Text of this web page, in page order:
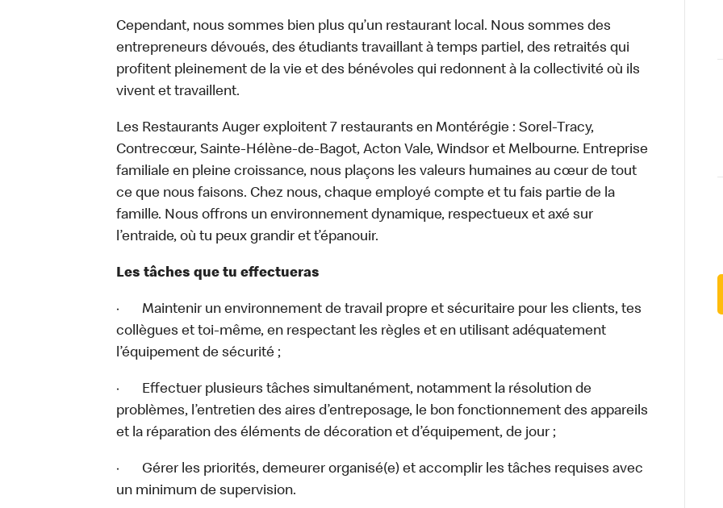
Cependant, nous sommes bien plus qu’un restaurant local. Nous sommes des
entrepreneurs dévoués, des étudiants travaillant à temps partiel, des retraités qui
profitent pleinement de la vie et des bénévoles qui redonnent à la collectivité où ils
vivent et travaillent.
Les Restaurants Auger exploitent 7 restaurants en Montérégie : Sorel-Tracy,
Contrecœur, Sainte-Hélène-de-Bagot, Acton Vale, Windsor et Melbourne. Entreprise
familiale en pleine croissance, nous plaçons les valeurs humaines au cœur de tout
ce que nous faisons. Chez nous, chaque employé compte et tu fais partie de la
famille. Nous offrons un environnement dynamique, respectueux et axé sur
l’entraide, où tu peux grandir et t’épanouir.
Les tâches que tu effectueras
· Maintenir un environnement de travail propre et sécuritaire pour les clients, tes
collègues et toi-même, en respectant les règles et en utilisant adéquatement
l’équipement de sécurité ;
· Effectuer plusieurs tâches simultanément, notamment la résolution de
problèmes, l’entretien des aires d’entreposage, le bon fonctionnement des appareils
et la réparation des éléments de décoration et d’équipement, de jour ;
· Gérer les priorités, demeurer organisé(e) et accomplir les tâches requises avec
un minimum de supervision.